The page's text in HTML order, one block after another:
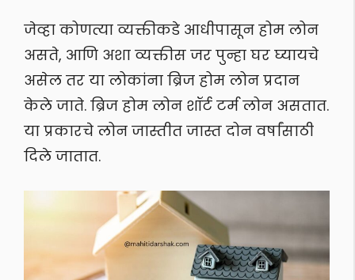
जेव्हा कोणत्या व्यक्तीकडे आधीपासून होम लोन
असते, आणि अशा व्यक्तीस जर पुन्हा घर घ्यायचे
असेल तर या लोकांना ब्रिज होम लोन प्रदान
केले जाते. ब्रिज होम लोन शॉर्ट टर्म लोन असतात.
या प्रकारचे लोन जास्तीत जास्त दोन वर्षांसाठी
दिले जातात.